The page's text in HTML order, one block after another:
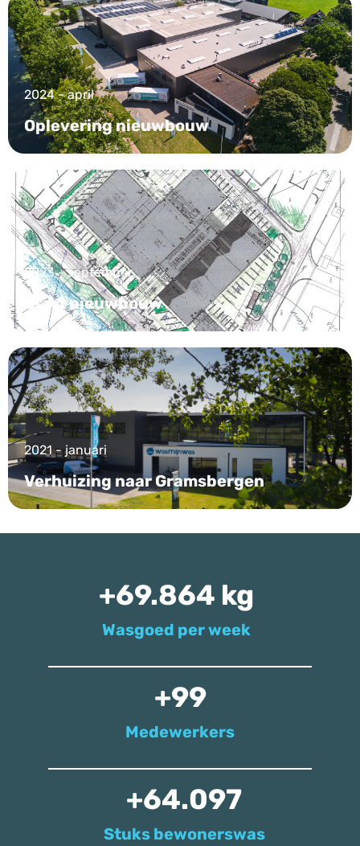
2024 - april
Oplevering nieuwbouw
2023 - september
Start nieuwbouw
2021 - januari
Verhuizing naar Gramsbergen
Wasgoed per week
+70.000 kg
Medewerkers
+100
Stuks bewonerswas
+65.000